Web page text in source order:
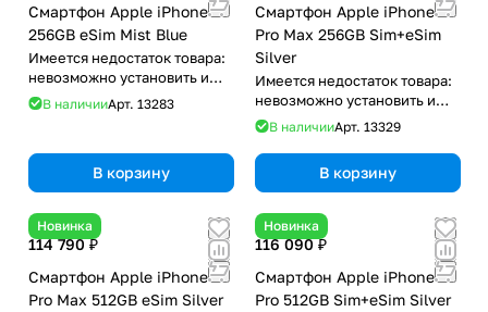
Смартфон Apple iPhone 17
256GB eSim Mist Blue
Имеется недостаток товара:
невозможно установить и
использовать RuStore
В наличииАрт. 13283
В корзину
Смартфон Apple iPhone 17
Pro Max 256GB Sim+eSim
Silver
Имеется недостаток товара:
невозможно установить и
использовать RuStore
В наличииАрт. 13329
В корзину
Новинка
114 790 ₽
Смартфон Apple iPhone 17
Pro Max 512GB eSim Silver
Новинка
116 090 ₽
Смартфон Apple iPhone 17
Pro 512GB Sim+eSim Silver